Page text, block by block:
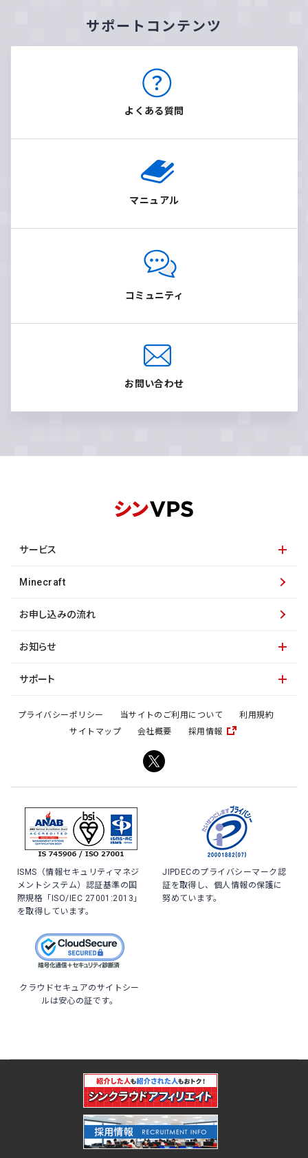
サポートコンテンツ
よくある質問
マニュアル
コミュニティ
お問い合わせ
サービス
Minecraft
お申し込みの流れ
お知らせ
サポート
プライバシーポリシー 当サイトのご利用について
利用規約
サイトマップ
会社概要 採用情報
ISMS（情報セキュリティマネジ
メントシステム）認証基準の国
際規格「ISO/IEC 27001:2013」
を取得しています。
JIPDECのプライバシーマーク認
証を取得し、個人情報の保護に
努めています。
クラウドセキュアのサイトシー
ルは安心の証です。